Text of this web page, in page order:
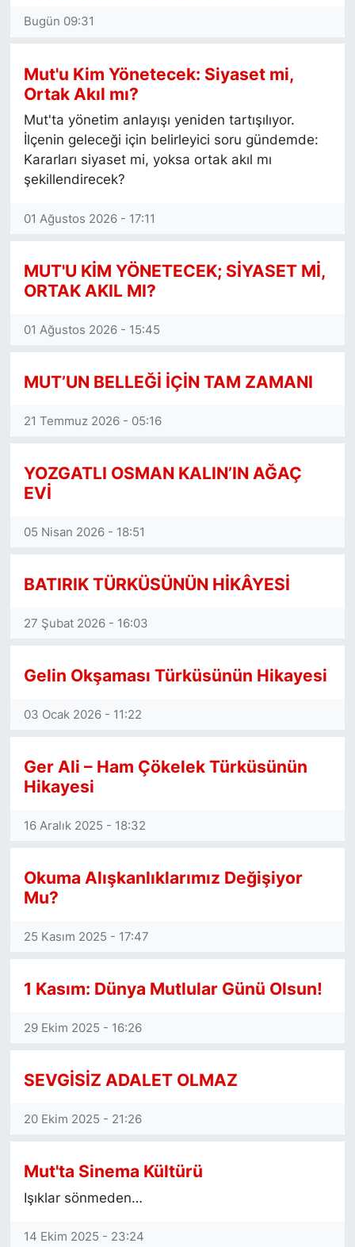
yaşamları konusunda uzmanlaştı.
Viyana’daki sivil toplum örgütlerinde
aktif çalışmalarda bulundu.
2005 yılından bu yana Viyana’da iltica ve
sığınmacı hakları alanında etkin olan bir
yardım kuruluşunun sosyal danışmanlık
sosyo – kültürel ve ekonomik
internet sitesinin kurucusu ve sahibidir.
Farklı internet sayfaları ve yerel
gazetelerde köşe yazarlığı yapmaktadır.
çocuk babası olan İbrahim ARI Türkçe,
Yazılarının yayınlandığı gazete ve
Mut’un Sesi Gazetesi (Mut)
Mut Göksu Gazetesi (Mut)
Mutilcemiz.net (Mut – Mersin)
Sonses.tv (Mersin)
Rengarenkhaber.com (Mut)
Bugün 09:31
Mut'u Kim Yönetecek: Siyaset mi,
Ortak Akıl mı?
Mut'ta yönetim anlayışı yeniden tartışılıyor.
İlçenin geleceği için belirleyici soru gündemde:
Kararları siyaset mi, yoksa ortak akıl mı
şekillendirecek?
01 Ağustos 2026 - 17:11
MUT'U KİM YÖNETECEK; SİYASET Mİ,
ORTAK AKIL MI?
01 Ağustos 2026 - 15:45
MUT’UN BELLEĞİ İÇİN TAM ZAMANI
21 Temmuz 2026 - 05:16
YOZGATLI OSMAN KALIN’IN AĞAÇ
EVİ
05 Nisan 2026 - 18:51
BATIRIK TÜRKÜSÜNÜN HİKÂYESİ
27 Şubat 2026 - 16:03
Gelin Okşaması Türküsünün Hikayesi
03 Ocak 2026 - 11:22
Ger Ali – Ham Çökelek Türküsünün
Hikayesi
16 Aralık 2025 - 18:32
Okuma Alışkanlıklarımız Değişiyor
Mu?
25 Kasım 2025 - 17:47
1 Kasım: Dünya Mutlular Günü Olsun!
29 Ekim 2025 - 16:26
SEVGİSİZ ADALET OLMAZ
20 Ekim 2025 - 21:26
Mut'ta Sinema Kültürü
Işıklar sönmeden…
14 Ekim 2025 - 23:24
Siyaset
YEREL HABER
Tanıtım